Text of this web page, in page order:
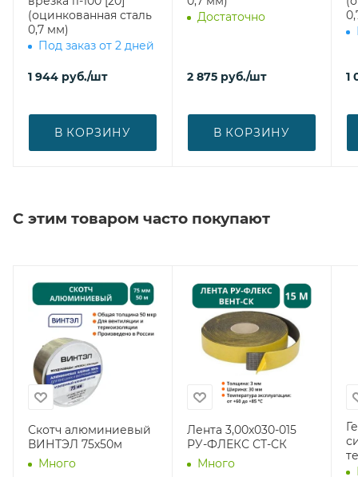
(оцинкованная сталь
0,7 мм)
Под заказ от 2 дней
1 944 руб./шт
В КОРЗИНУ
Достаточно
2 875 руб./шт
В КОРЗИНУ
1
С этим товаром часто покупают
Скотч алюминиевый
ВИНТЭЛ 75х50м
Много
Лента 3,00х030-015
РУ-ФЛЕКС СТ-СК
Много